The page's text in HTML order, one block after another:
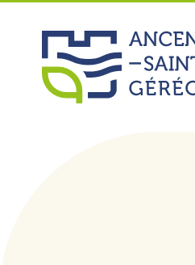
Aller
contenu
Panneau de gestion des cookies